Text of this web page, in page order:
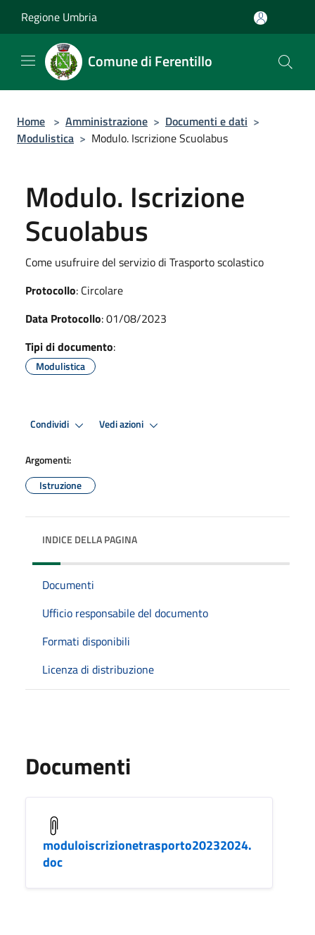
Regione Umbria
Comune di Ferentillo
Home > Amministrazione > Documenti e dati >
Modulistica > Modulo. Iscrizione Scuolabus
Modulo. Iscrizione
Scuolabus
Come usufruire del servizio di Trasporto scolastico
Protocollo: Circolare
Data Protocollo: 01/08/2023
Tipi di documento:
Modulistica
Condividi Vedi azioni
Argomenti:
Istruzione
INDICE DELLA PAGINA
Documenti
Ufficio responsabile del documento
Formati disponibili
Licenza di distribuzione
Documenti
moduloiscrizionetrasporto20232024.
doc